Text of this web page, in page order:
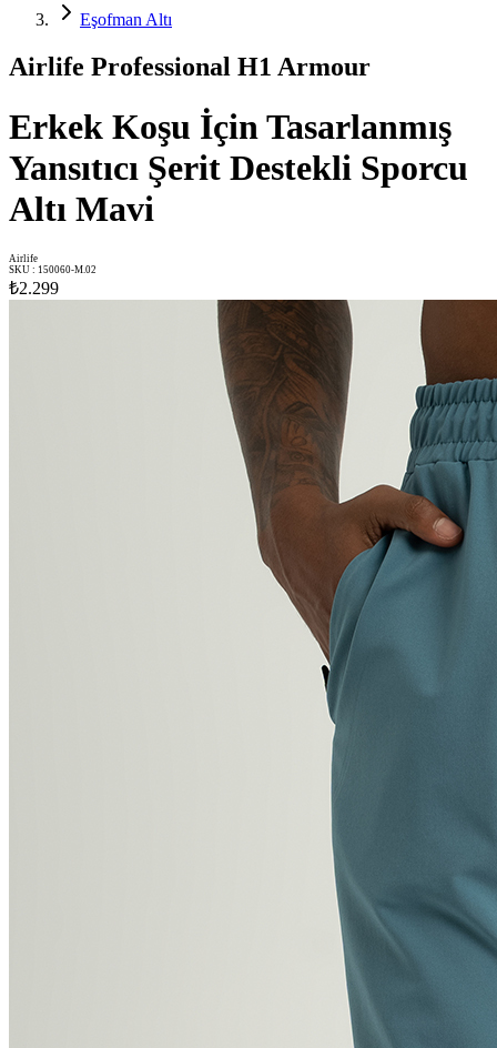
Eşofman Altı
Airlife Professional H1 Armour
Erkek Koşu İçin Tasarlanmış
Yansıtıcı Şerit Destekli Sporcu
Altı Mavi
Airlife
SKU : 150060-M.02
₺2.299